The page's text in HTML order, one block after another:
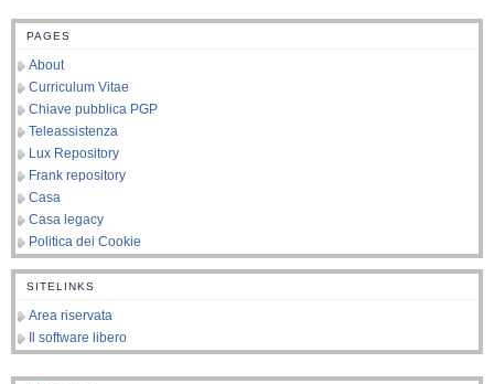
PAGES
About
Curriculum Vitae
Chiave pubblica PGP
Teleassistenza
Lux Repository
Frank repository
Casa
Casa legacy
Politica dei Cookie
SITELINKS
Area riservata
Il software libero